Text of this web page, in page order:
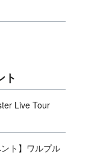
ト
Live Tour
ント】ワルプル